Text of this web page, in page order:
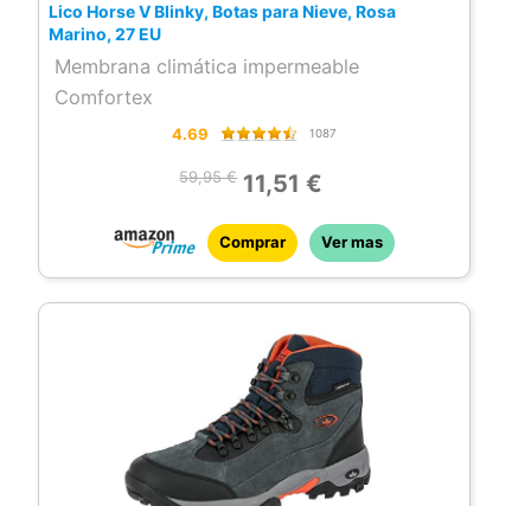
Lico Horse V Blinky, Botas para Nieve, Rosa
Marino, 27 EU
Membrana climática impermeable
Comfortex
4.69 1087
59,95 € 11,51 €
Comprar Ver mas